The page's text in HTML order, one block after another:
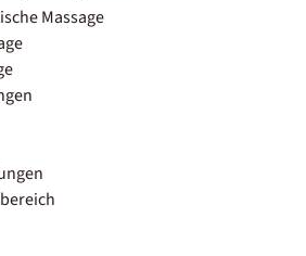
Massage